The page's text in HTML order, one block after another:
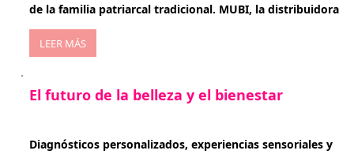
de la familia patriarcal tradicional. MUBI, la distribuidora
LEER MÁS
El futuro de la belleza y el bienestar
Diagnósticos personalizados, experiencias sensoriales y